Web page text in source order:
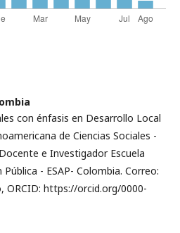
con énfasis en Desarrollo Local
de Ciencias Sociales -
e Investigador Escuela
- ESAP- Colombia. Correo:
ORCID: https://orcid.org/0000-